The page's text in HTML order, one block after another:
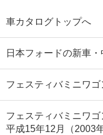
車カタログトップへ
日本フォードの新車
フェスティバミニワ
フェスティバミニワ
平成15年12月（2003